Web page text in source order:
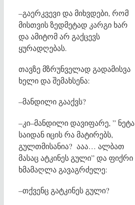
–გაერკვევი და მიხვდები, რომ
მისთვის ზედმეტად კარგი ხარ
და ამიტომ არ გაქცევს
ყურადღებას.
თავზე მზრუნველად გადამისვა
ხელი და შემახსენა:
–მანდილი გააქვს?
–კი–მანდილი დავიფარე, ” ნეტა
საიდან იცის რა მატირებს,
გულთმისანია? ააა… ალბათ
მასაც ატკინეს გული” და ფიქრი
ხმამაღლა გავაგრძელე:
–თქვენც გატკინეს გული?